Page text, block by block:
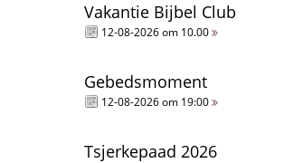
Vakantie Bijbel Club
12-08-2026 om 10.00
Gebedsmoment
12-08-2026 om 19:00
Tsjerkepaad 2026